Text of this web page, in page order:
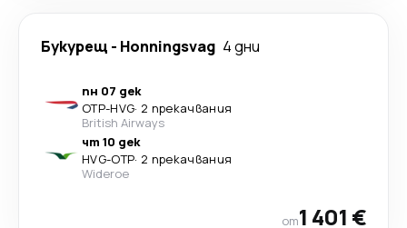
Букурещ - Honningsvag 4 дни
пн 07 дек
OTP-HVG· 2 прекачвания
British Airways
чт 10 дек
HVG-OTP· 2 прекачвания
Wideroe
от1 401 €